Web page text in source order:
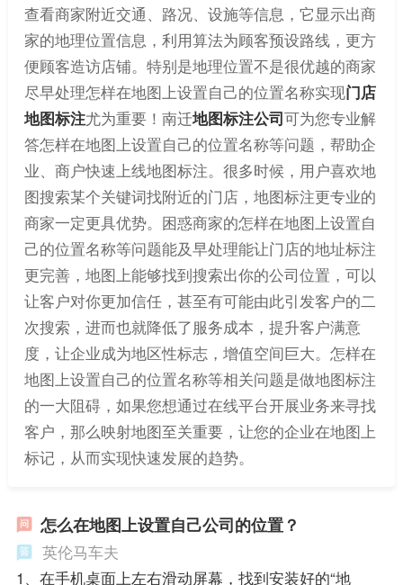
查看商家附近交通、路况、设施等信息，它显示出商
家的地理位置信息，利用算法为顾客预设路线，更方
便顾客造访店铺。特别是地理位置不是很优越的商家
尽早处理怎样在地图上设置自己的位置名称实现门店
地图标注尤为重要！南迁地图标注公司可为您专业解
答怎样在地图上设置自己的位置名称等问题，帮助企
业、商户快速上线地图标注。很多时候，用户喜欢地
图搜索某个关键词找附近的门店，地图标注更专业的
商家一定更具优势。困惑商家的怎样在地图上设置自
己的位置名称等问题能及早处理能让门店的地址标注
更完善，地图上能够找到搜索出你的公司位置，可以
让客户对你更加信任，甚至有可能由此引发客户的二
次搜索，进而也就降低了服务成本，提升客户满意
度，让企业成为地区性标志，增值空间巨大。怎样在
地图上设置自己的位置名称等相关问题是做地图标注
的一大阻碍，如果您想通过在线平台开展业务来寻找
客户，那么映射地图至关重要，让您的企业在地图上
标记，从而实现快速发展的趋势。
怎么在地图上设置自己公司的位置？
英伦马车夫
1、在手机桌面上左右滑动屏幕，找到安装好的“地